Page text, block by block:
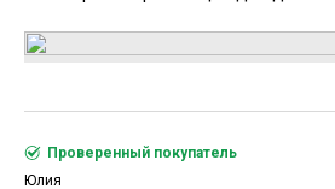
Проверенный покупатель
Юлия